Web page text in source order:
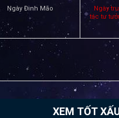
Ngày Đinh Mão
Ngày
tác tư
XEM TỐT